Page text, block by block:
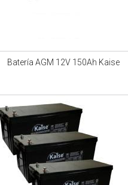
Batería AGM 12V 150Ah Kaise